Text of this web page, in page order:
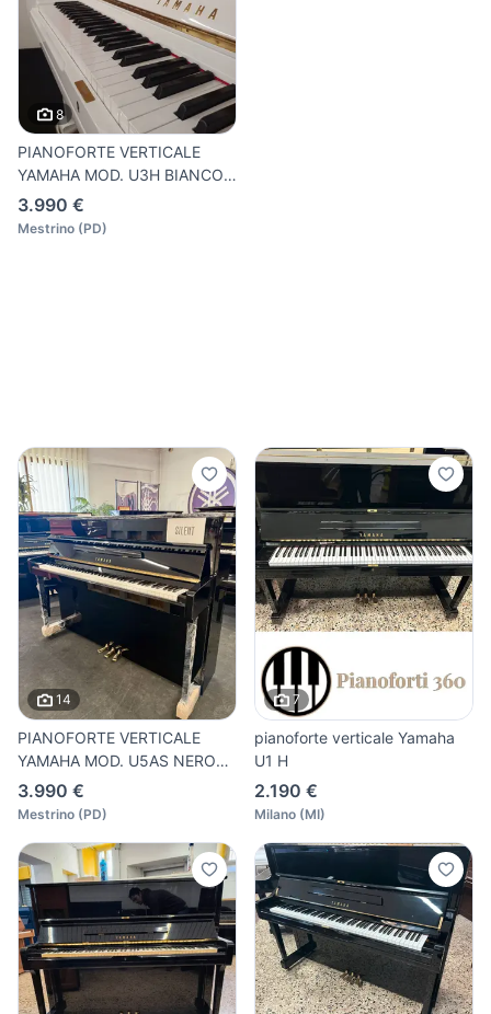
8
PIANOFORTE VERTICALE
YAMAHA MOD. U3H BIANCO
LUCIDO
3.990 €
Mestrino (PD)
14
PIANOFORTE VERTICALE
YAMAHA MOD. U5AS NERO
LUCIDO
3.990 €
Mestrino (PD)
7
pianoforte verticale Yamaha
U1 H
2.190 €
Milano (MI)